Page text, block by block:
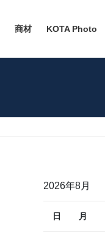
商材 KOTA Photo
2026年8月
日 月